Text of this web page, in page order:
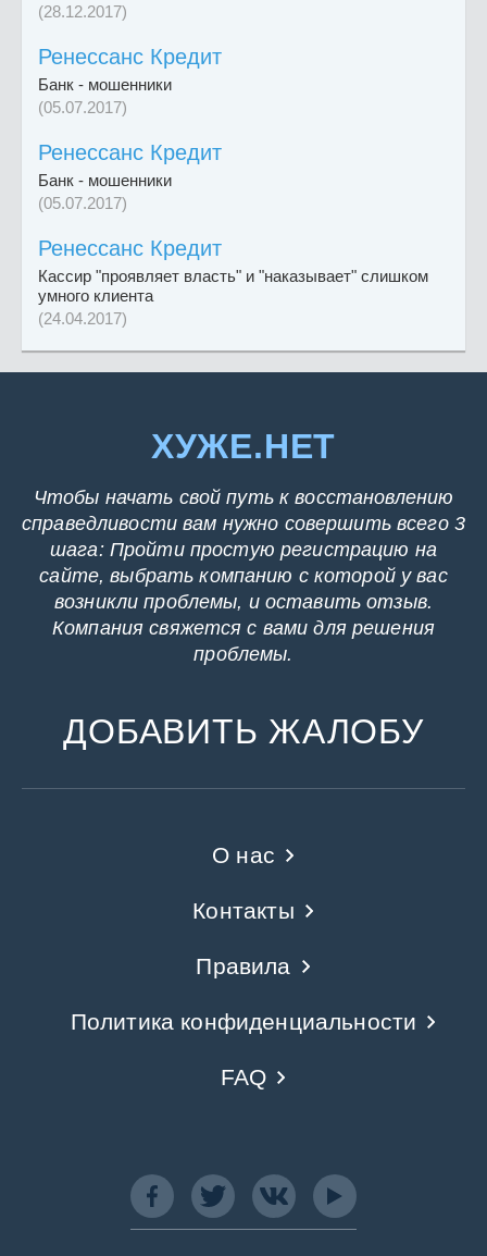
(28.12.2017)
Ренессанс Кредит
Банк - мошенники
(05.07.2017)
Ренессанс Кредит
Банк - мошенники
(05.07.2017)
Ренессанс Кредит
Кассир "проявляет власть" и "наказывает" слишком
умного клиента
(24.04.2017)
ХУЖЕ.НЕТ
Чтобы начать свой путь к восстановлению
справедливости вам нужно совершить всего 3
шага: Пройти простую регистрацию на
сайте, выбрать компанию с которой у вас
возникли проблемы, и оставить отзыв.
Компания свяжется с вами для решения
проблемы.
ДОБАВИТЬ ЖАЛОБУ
О нас
Контакты
Правила
Политика конфиденциальности
FAQ